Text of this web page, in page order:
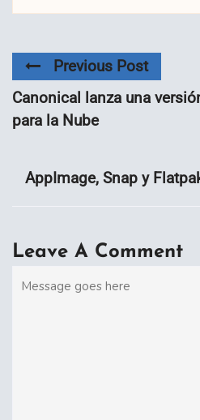
Previous Post
Canonical lanza una
para la Nube
AppImage, Snap y
Leave A Comment